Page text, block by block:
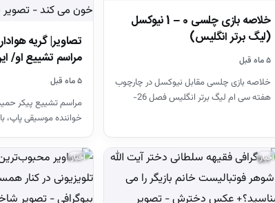
خلاصه بازی چلسی 0 – 1 نیوکسل
(لیگ برتر انگلیس)
۵ ماه قبل
خلاصه بازی چلسی مقابل نیوکسل در چارچوب
هفته سی ام لیگ برتر انگلیس فصل 26-
تصاویر| گریه
مراسم تشییع او/
۵ ماه قبل
مراسم تشییع پیکر
خواننده موسیقی پاپ،
اخبار اخبار